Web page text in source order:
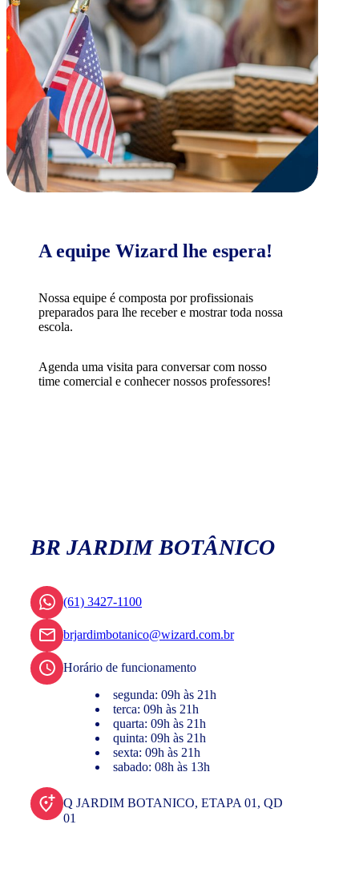
A equipe Wizard lhe espera!
Nossa equipe é composta por profissionais
preparados para lhe receber e mostrar toda nossa
escola.
Agenda uma visita para conversar com nosso
time comercial e conhecer nossos professores!
BR JARDIM BOTÂNICO
(61) 3427-1100
brjardimbotanico@wizard.com.br
Horário de funcionamento
segunda: 09h às 21h
terca: 09h às 21h
quarta: 09h às 21h
quinta: 09h às 21h
sexta: 09h às 21h
sabado: 08h às 13h
Q JARDIM BOTANICO, ETAPA 01, QD
01